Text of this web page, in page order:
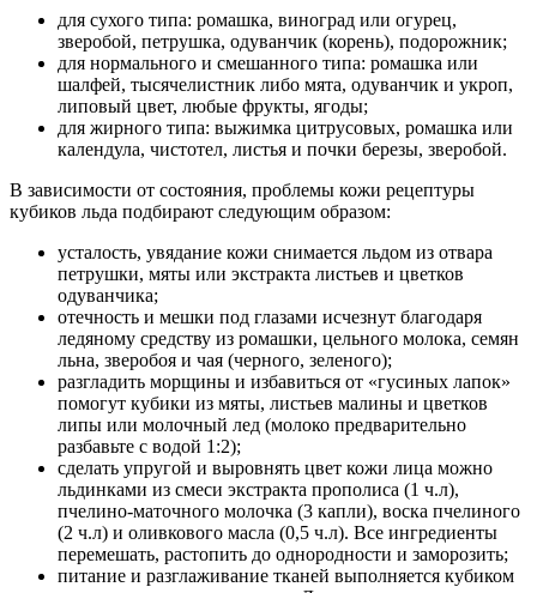
для сухого типа: ромашка, виноград или огурец,
зверобой, петрушка, одуванчик (корень), подорожник;
для нормального и смешанного типа: ромашка или
шалфей, тысячелистник либо мята, одуванчик и укроп,
липовый цвет, любые фрукты, ягоды;
для жирного типа: выжимка цитрусовых, ромашка или
календула, чистотел, листья и почки березы, зверобой.
В зависимости от состояния, проблемы кожи рецептуры
кубиков льда подбирают следующим образом:
усталость, увядание кожи снимается льдом из отвара
петрушки, мяты или экстракта листьев и цветков
одуванчика;
отечность и мешки под глазами исчезнут благодаря
ледяному средству из ромашки, цельного молока, семян
льна, зверобоя и чая (черного, зеленого);
разгладить морщины и избавиться от «гусиных лапок»
помогут кубики из мяты, листьев малины и цветков
липы или молочный лед (молоко предварительно
разбавьте с водой 1:2);
сделать упругой и выровнять цвет кожи лица можно
льдинками из смеси экстракта прополиса (1 ч.л),
пчелино-маточного молочка (3 капли), воска пчелиного
(2 ч.л) и оливкового масла (0,5 ч.л). Все ингредиенты
перемешать, растопить до однородности и заморозить;
питание и разглаживание тканей выполняется кубиком